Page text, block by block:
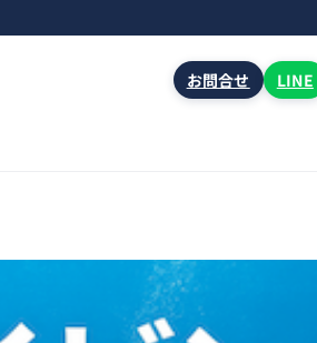
お問合せ LINE